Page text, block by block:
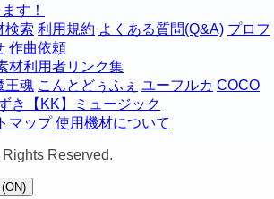
す！
検索 利用規約 よくある質問(Q&A) プロフ
作曲依頼
材利用者リンク集
王魂 こんとどぅふぇ ユーフルカ COCO
き【KK】ミュージック
マップ 使用機材について
Reserved.
(ON)